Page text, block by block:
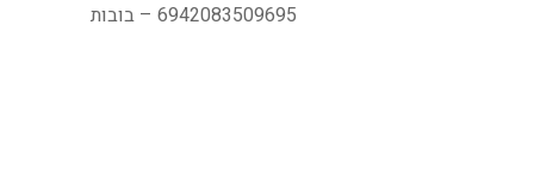
6942083509695 – בובות